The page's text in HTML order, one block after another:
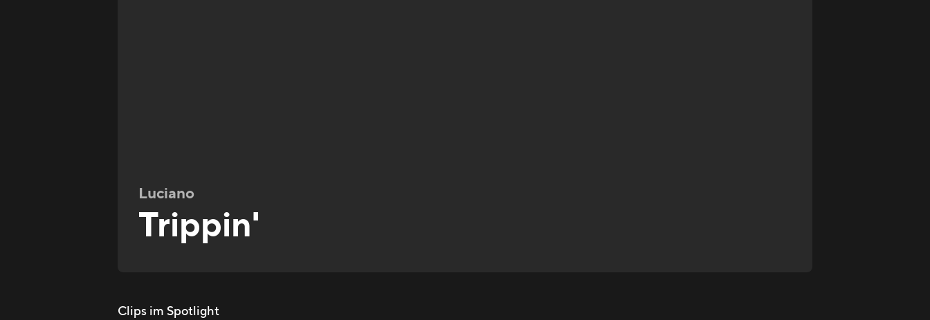
Luciano
Trippin'
Clips im Spotlight